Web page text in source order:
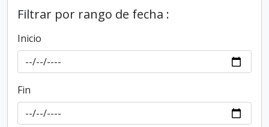
Filtrar por rango de fecha :
Inicio
Fin